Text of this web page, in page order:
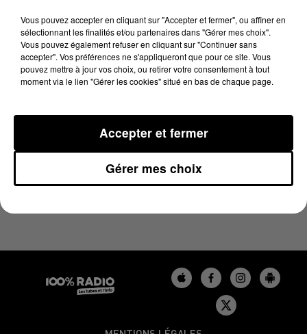
21 juin 2023 - 1 min 14 sec
L'AGENDA DU GERS DU 21/06/2023 À 07H51
Vous pouvez accepter en cliquant sur "Accepter et fermer", ou affiner en
sélectionnant les finalités et/ou partenaires dans "Gérer mes choix".
Vous pouvez également refuser en cliquant sur "Continuer sans
accepter". Vos préférences ne s'appliqueront que pour ce site. Vous
pouvez mettre à jour vos choix, ou retirer votre consentement à tout
moment via le lien "Gérer les cookies" situé en bas de chaque page.
Gérer mes choix
Accepter et fermer